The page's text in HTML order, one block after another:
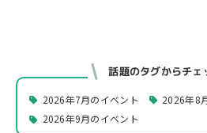
話題のタグからチェ
2026年7月のイベント
2026年8
2026年9月のイベント